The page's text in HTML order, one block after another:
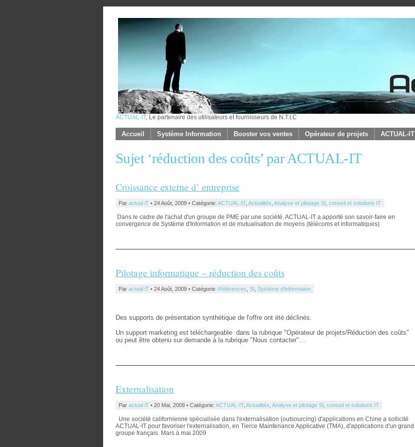
ACTUAL-IT, Le partenaire des utilisateurs et fournisseurs de N.T.I.C
Accueil Système Information Booster vos ventes Opérateur de projets ACTUAL-IT
Sujet ‘réduction des coûts’ par ACTUAL-IT
Croissance externe d’ entreprise
Par actual iT • 24 Août, 2009 • Catégorie: ACTUAL-IT, Actualités Analyse et pilotage SI conseil et solutions IT
Dans le cadre de l'achat d'un groupe de PME par une société, ACTUAL-IT a apporté son savoir-faire en
convergence de Système d'Information et de mutualisation de moyens (télécoms et informatiques)
Pilotage informatique – réduction des coûts
Par actual iT • 24 Août, 2009 • Catégorie: Références SI Système d'information
Des supports de présentation synthétique de l'offre ont été déclinés.
Un support marketing est téléchargeable dans la rubrique "Opérateur de projets/Réduction des coûts"
ou peut être obtenu sur demande à la rubrique "Nous contacter"…
Externalisation
Par actual iT • 20 Mai, 2009 • Catégorie: ACTUAL-IT, Actualités Analyse et pilotage SI conseil et solutions IT
Une société californienne spécialisée dans l'externalisation (outsourcing) d'applications en Chine a sollicité
ACTUAL-IT pour favoriser l'externalisation, en Tierce Maintenance Applicative (TMA), d'applications d'un grand
groupe français. Mars à mai 2009